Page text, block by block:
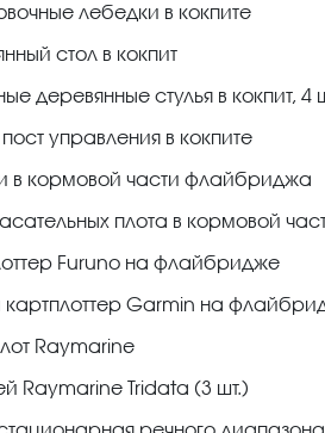
лебедки в кокпите
стол в кокпит
деревянные стулья в кокпит, 4
управления в кокпите
в кормовой части флайбриджа
плота в кормовой
Furuno на флайбридже
картплоттер Garmin на
Raymarine
Raymarine Tridata (3 шт.)